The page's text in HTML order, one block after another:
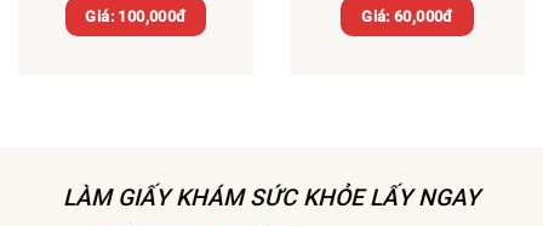
Giá: 100,000đ Giá: 60,000đ
LÀM GIẤY KHÁM SỨC KHỎE LẤY NGAY